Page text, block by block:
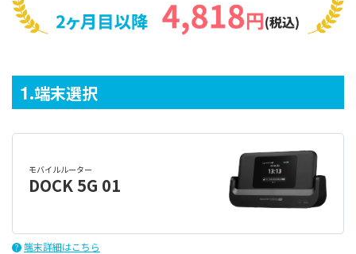
1.端末選択
モバイルルーター
DOCK 5G 01
? 端末詳細はこちら